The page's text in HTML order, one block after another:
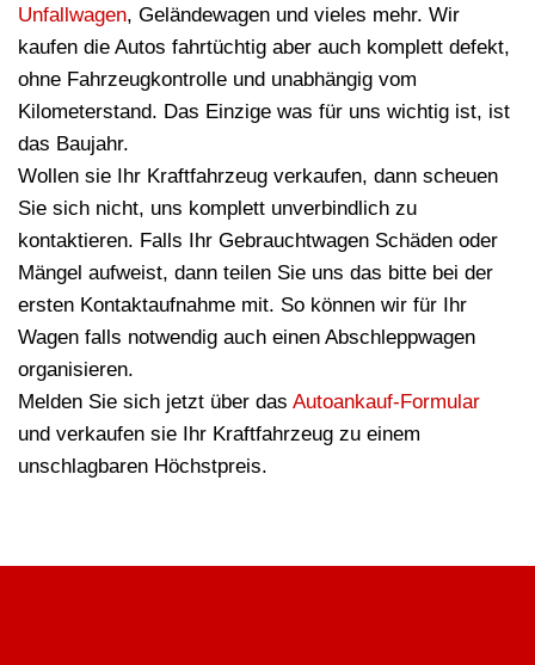
Unfallwagen, Geländewagen und vieles mehr. Wir
kaufen die Autos fahrtüchtig aber auch komplett defekt,
ohne Fahrzeugkontrolle und unabhängig vom
Kilometerstand. Das Einzige was für uns wichtig ist, ist
das Baujahr.
Wollen sie Ihr Kraftfahrzeug verkaufen, dann scheuen
Sie sich nicht, uns komplett unverbindlich zu
kontaktieren. Falls Ihr Gebrauchtwagen Schäden oder
Mängel aufweist, dann teilen Sie uns das bitte bei der
ersten Kontaktaufnahme mit. So können wir für Ihr
Wagen falls notwendig auch einen Abschleppwagen
organisieren.
Melden Sie sich jetzt über das Autoankauf-Formular
und verkaufen sie Ihr Kraftfahrzeug zu einem
unschlagbaren Höchstpreis.